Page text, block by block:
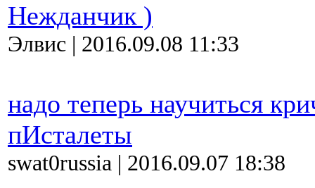
Нежданчик )
Элвис | 2016.09.08 11:33
надо теперь научиться
пИсталеты
swat0russia | 2016.09.07 18:38